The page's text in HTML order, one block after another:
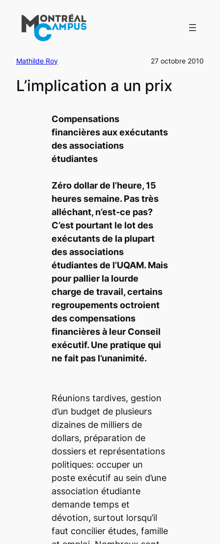
contenu
Mathilde Roy 27 octobre 2010
L’implication a un prix
Compensations
financières aux exécutants
des associations
étudiantes
Zéro dollar de l’heure, 15
heures semaine. Pas très
alléchant, n’est-ce pas?
C’est pourtant le lot des
exécutants de la plupart
des associations
étudiantes de l’UQAM. Mais
pour pallier la lourde
charge de travail, certains
regroupements octroient
des compensations
financières à leur Conseil
exécutif. Une pratique qui
ne fait pas l’unanimité.
Réunions tardives, gestion
d’un budget de plusieurs
dizaines de milliers de
dollars, préparation de
dossiers et représentations
politiques: occuper un
poste exécutif au sein d’une
association étudiante
demande temps et
dévotion, surtout lorsqu’il
faut concilier études, famille